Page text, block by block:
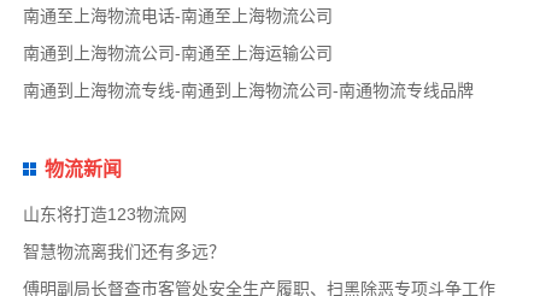
南通至上海物流电话-南通至上海物流公司
南通到上海物流公司-南通至上海运输公司
南通到上海物流专线-南通到上海物流公司-南通物流专线品牌
物流新闻
山东将打造123物流网
智慧物流离我们还有多远？
傅明副局长督查市客管处安全生产履职、扫黑除恶专项斗争工作